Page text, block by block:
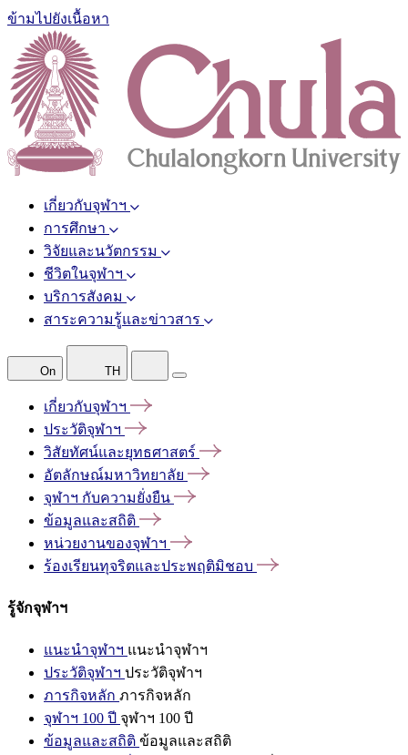
ข้ามไปยังเนื้อหา
เกี่ยวกับจุฬาฯ
การศึกษา
วิจัยและนวัตกรรม
ชีวิตในจุฬาฯ
บริการสังคม
สาระความรู้และข่าวสาร
On TH
เกี่ยวกับจุฬาฯ
ประวัติจุฬาฯ
วิสัยทัศน์และยุทธศาสตร์
อัตลักษณ์มหาวิทยาลัย
จุฬาฯ กับความยั่งยืน
ข้อมูลและสถิติ
หน่วยงานของจุฬาฯ
ร้องเรียนทุจริตและประพฤติมิชอบ
รู้จักจุฬาฯ
แนะนำจุฬาฯ แนะนำจุฬาฯ
ประวัติจุฬาฯ ประวัติจุฬาฯ
ภารกิจหลัก ภารกิจหลัก
จุฬาฯ 100 ปี จุฬาฯ 100 ปี
ข้อมูลและสถิติ ข้อมูลและสถิติ